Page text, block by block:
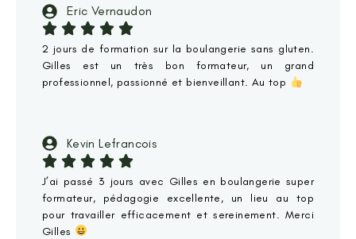
Eric Vernaudon
2 jours de formation sur la boulangerie sans gluten.
Gilles est un très bon formateur, un grand
professionnel, passionné et bienveillant. Au top
Kevin Lefrancois
J’ai passé 3 jours avec Gilles en boulangerie super
formateur, pédagogie excellente, un lieu au top
pour travailler efficacement et sereinement. Merci
Gilles